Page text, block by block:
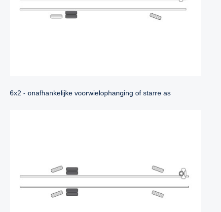
6x2 - onafhankelijke voorwielophanging of starre as